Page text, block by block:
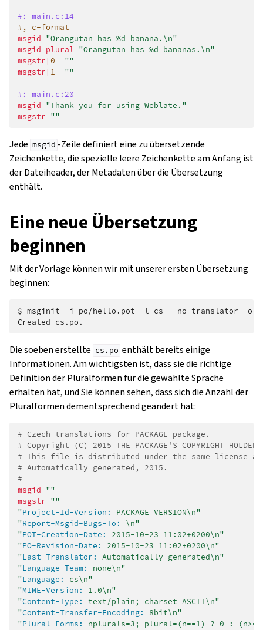
#: main.c:14
#, c-format
msgid "Orangutan has %d banana.\n"
msgid_plural "Orangutan has %d bananas.\n"
msgstr[0]
""
msgstr[1] ""
#: main.c:20
msgid "Thank you for using Weblate."
msgstr ""
Jede msgid -Zeile definiert eine zu übersetzende
Zeichenkette, die spezielle leere Zeichenkette am Anfang ist
der Dateiheader, der Metadaten über die Übersetzung
enthält.
Eine neue Übersetzung
beginnen
Mit der Vorlage können wir mit unserer ersten Übersetzung
beginnen:
$ msginit -i po/hello.pot -l cs --no-translator -o
Created cs.po.
Die soeben erstellte cs.po enthält bereits einige
Informationen. Am wichtigsten ist, dass sie die richtige
Definition der Pluralformen für die gewählte Sprache
erhalten hat, und Sie können sehen, dass sich die Anzahl der
Pluralformen dementsprechend geändert hat:
# Czech translations for PACKAGE package.
# Copyright (C) 2015 THE PACKAGE'S COPYRIGHT HOLDER
# This file is distributed under the same license as
# Automatically generated, 2015.
#
msgid ""
msgstr ""
"Project-Id-Version:
PACKAGE VERSION\n"
"Report-Msgid-Bugs-To:
\n"
"POT-Creation-Date:
2015-10-23 11:02+0200\n"
"PO-Revision-Date:
2015-10-23 11:02+0200\n"
"Last-Translator:
Automatically generated\n"
"Language-Team:
none\n"
"Language:
cs\n"
"MIME-Version:
1.0\n"
"Content-Type:
text/plain; charset=ASCII\n"
"Content-Transfer-Encoding:
8bit\n"
"Plural-Forms: nplurals=3; plural=(n==1) ? 0 :